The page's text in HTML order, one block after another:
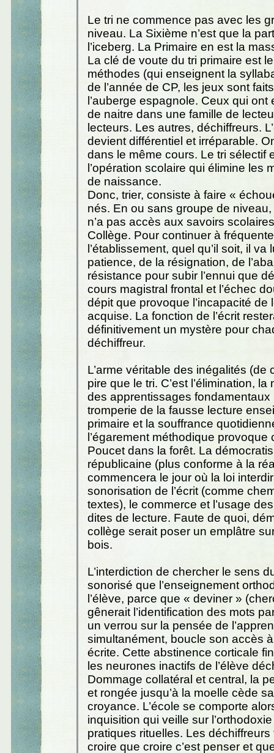
Le tri ne commence pas avec les
niveau. La Sixième n’est que la
l’iceberg. La Primaire en est la
La clé de voute du tri primaire est
méthodes (qui enseignent la
de l’année de CP, les jeux sont
l’auberge espagnole. Ceux qui ont
de naitre dans une famille de
lecteurs. Les autres, déchiffreurs.
devient différentiel et irréparable.
dans le même cours. Le tri sélectif
l’opération scolaire qui élimine les
de naissance.
Donc, trier, consiste à faire «
nés. En ou sans groupe de
n’a pas accès aux savoirs
Collège. Pour continuer à
l’établissement, quel qu’il soit, il va
patience, de la résignation, de
résistance pour subir l’ennui que
cours magistral frontal et l’échec
dépit que provoque l’incapacité de
acquise. La fonction de l’écrit
définitivement un mystère pour
déchiffreur.
L’arme véritable des inégalités (de
pire que le tri. C’est l’élimination,
des apprentissages fondamentaux
tromperie de la fausse lecture
primaire et la souffrance
l’égarement méthodique provoque
Poucet dans la forêt. La
républicaine (plus conforme à la
commencera le jour où la loi
sonorisation de l’écrit (comme
textes), le commerce et l’usage
dites de lecture. Faute de quoi,
collège serait poser un emplâtre
bois.
L’interdiction de chercher le sens
sonorisé que l’enseignement
l’élève, parce que « deviner »
gênerait l’identification des mots
un verrou sur la pensée de
simultanément, boucle son accès
écrite. Cette abstinence corticale
les neurones inactifs de l’élève
Dommage collatéral et central, la
et rongée jusqu’à la moelle cède
croyance. L’école se comporte
inquisition qui veille sur
pratiques rituelles. Les déchiffreurs
croire que croire c’est penser et